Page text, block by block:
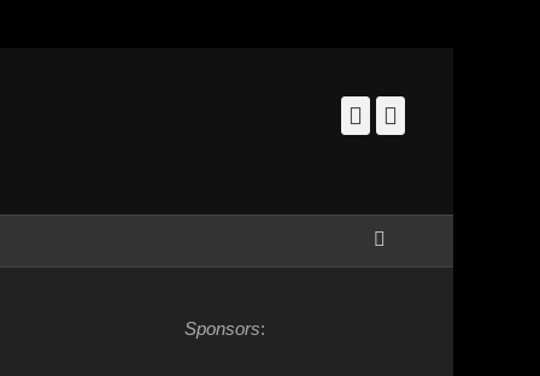
Facebook
Sponsors: